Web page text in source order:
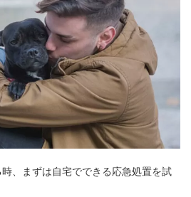
、まずは自宅でできる応急処置を試